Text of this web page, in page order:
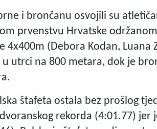
i brončanu osvojili su
prvenstvu Hrvatske
4x400m (Debora Kodan, Luana
utrci na 800 metara, dok je
štafeta ostala bez prošlog
rekorda (4:01.77)